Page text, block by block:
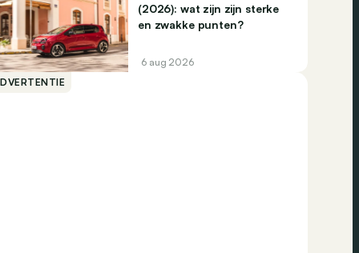
(2026): wat zijn zijn sterke
en zwakke punten?
6 aug 2026